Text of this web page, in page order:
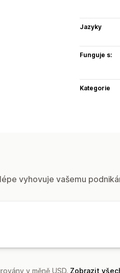
Jazyky
Funguje s:
Kategorie
vyhovuje vašemu
v měně USD. Zobrazit